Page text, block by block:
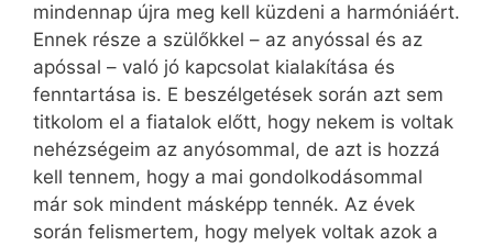
mindennap újra meg kell küzdeni a harmóniáért.
Ennek része a szülőkkel – az anyóssal és az
apóssal – való jó kapcsolat kialakítása és
fenntartása is. E beszélgetések során azt sem
titkolom el a fiatalok előtt, hogy nekem is voltak
nehéz­ségeim az anyósommal, de azt is hozzá
kell tennem, hogy a mai gondolkodásommal
már sok mindent másképp tennék. Az évek
során felismertem, hogy melyek voltak azok a